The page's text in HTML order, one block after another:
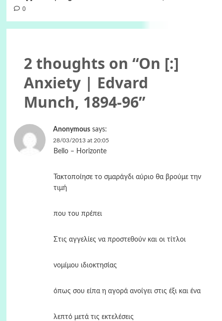
0
2 thoughts on “On [:]
Anxiety | Edvard
Munch, 1894-96”
Anonymous says:
28/03/2013 at 20:05
Bello – Horizonte
Τακτοποίησε το σμαράγδι αύριο θα βρούμε την
τιμή
που του πρέπει
Στις αγγελίες να προστεθούν και οι τίτλοι
νομίμου ιδιοκτησίας
όπως σου είπα η αγορά ανοίγει στις έξι και ένα
λεπτό μετά τις εκτελέσεις